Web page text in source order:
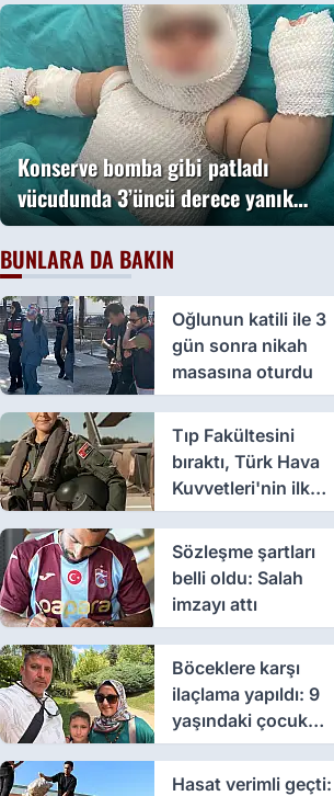
Konserve bomba gibi patladı
vücudunda 3’üncü derece yanık
oluştu
BUNLARA DA BAKIN
Oğlunun katili ile 3
gün sonra nikah
masasına oturdu
Tıp Fakültesini
bıraktı, Türk Hava
Kuvvetleri'nin ilk
kadın paşası oldu
Sözleşme şartları
belli oldu: Salah
imzayı attı
Böceklere karşı
ilaçlama yapıldı: 9
yaşındaki çocuk
öldü, annesi yoğun
bakımda
Hasat verimli geçti: